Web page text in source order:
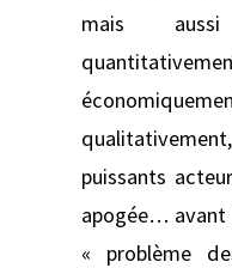
mais
puissants
apogée… avant
« problème